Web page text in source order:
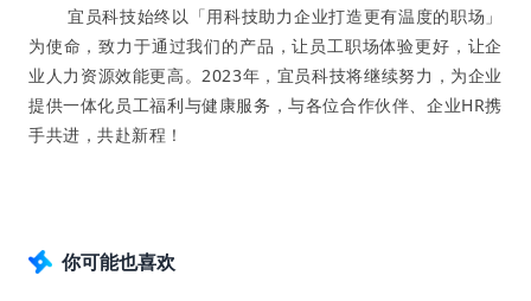
宜员科技始终以「用科技助力企业打造更有温度的职场」
为使命，致力于通过我们的产品，让员工职场体验更好，让企
业人力资源效能更高。2023年，宜员科技将继续努力，为企业
提供一体化员工福利与健康服务，与各位合作伙伴、企业HR携
手共进，共赴新程！
你可能也喜欢